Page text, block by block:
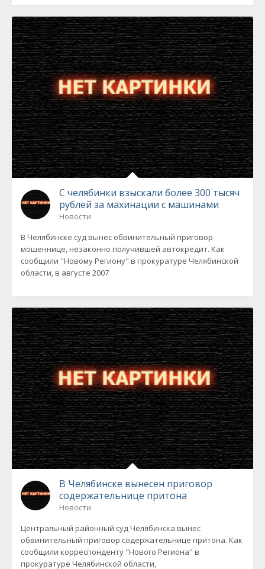
С челябинки взыскали более 300 тысяч
рублей за махинации с машинами
Новости
В Челябинске суд вынес обвинительный приговор
мошеннице, незаконно получившей автокредит. Как
сообщили "Новому Региону" в прокуратуре Челябинской
области, в августе 2007
В Челябинске вынесен приговор
содержательнице притона
Новости
Центральный районный суд Челябинска вынес
обвинительный приговор содержательнице притона. Как
сообщили корреспонденту "Нового Региона" в
прокуратуре Челябинской области,